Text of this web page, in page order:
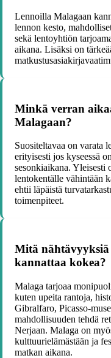
Lennoilla Malagaan
lennon kesto,
sekä lentoyhtiön
aikana. Lisäksi on
Minkä verran
Malagaan?
Suositeltavaa on varata
erityisesti jos kyseessä
sesonkiaikana. Yleisesti
lentokentälle vähintään
ehtii läpäistä
toimenpiteet.
Mitä nähtävyyksiä
kannattaa kokea?
Malaga tarjoaa
kuten upeita rantoja,
Gibralfaro, Picasso-
mahdollisuuden tehdä
Nerjaan. Malaga on
kulttuurielämästään ja
matkan aikana.